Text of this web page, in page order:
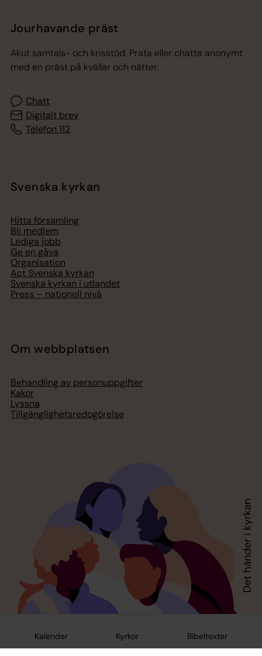
Kalender Kyrkor Bibeltexter
Jourhavande präst
Akut samtals- och krisstöd. Prata eller chatta anonymt
med en präst på kvällar och nätter.
Chatt
Digitalt brev
Telefon 112
Svenska kyrkan
Hitta församling
Bli medlem
Lediga jobb
Ge en gåva
Organisation
Act Svenska kyrkan
Svenska kyrkan i utlandet
Press – nationell nivå
Om webbplatsen
Behandling av personuppgifter
Kakor
Lyssna
Tillgänglighetsredogörelse